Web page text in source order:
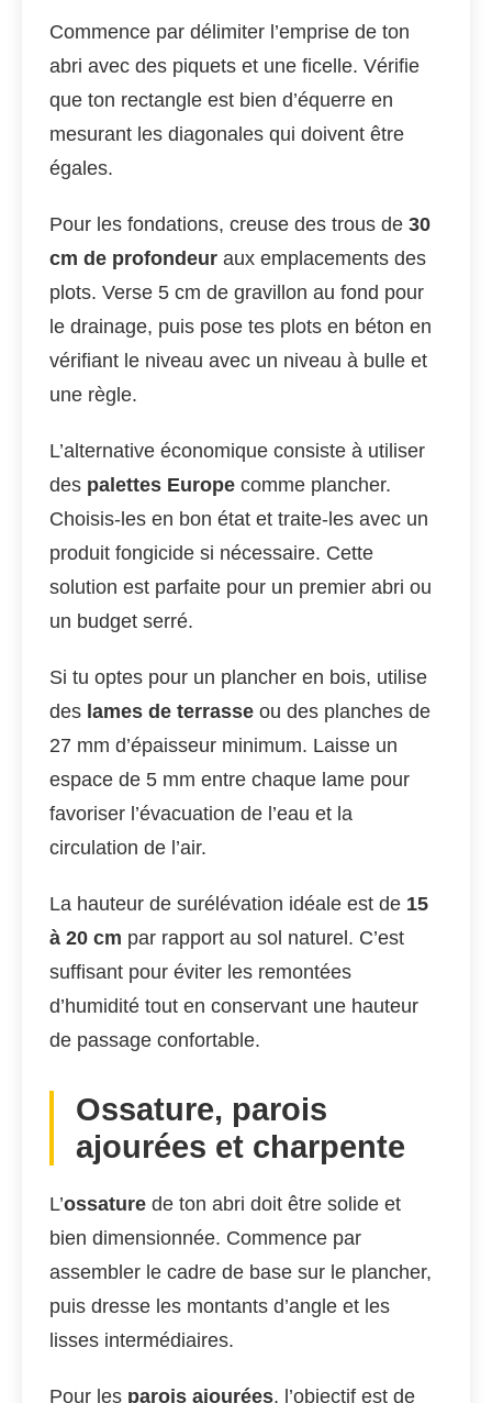
Commence par délimiter l’emprise de ton
abri avec des piquets et une ficelle. Vérifie
que ton rectangle est bien d’équerre en
mesurant les diagonales qui doivent être
égales.
Pour les fondations, creuse des trous de 30
cm de profondeur aux emplacements des
plots. Verse 5 cm de gravillon au fond pour
le drainage, puis pose tes plots en béton en
vérifiant le niveau avec un niveau à bulle et
une règle.
L’alternative économique consiste à utiliser
des palettes Europe comme plancher.
Choisis-les en bon état et traite-les avec un
produit fongicide si nécessaire. Cette
solution est parfaite pour un premier abri ou
un budget serré.
Si tu optes pour un plancher en bois, utilise
des lames de terrasse ou des planches de
27 mm d’épaisseur minimum. Laisse un
espace de 5 mm entre chaque lame pour
favoriser l’évacuation de l’eau et la
circulation de l’air.
La hauteur de surélévation idéale est de 15
à 20 cm par rapport au sol naturel. C’est
suffisant pour éviter les remontées
d’humidité tout en conservant une hauteur
de passage confortable.
Ossature, parois
ajourées et charpente
L’ossature de ton abri doit être solide et
bien dimensionnée. Commence par
assembler le cadre de base sur le plancher,
puis dresse les montants d’angle et les
lisses intermédiaires.
Pour les parois ajourées, l’objectif est de